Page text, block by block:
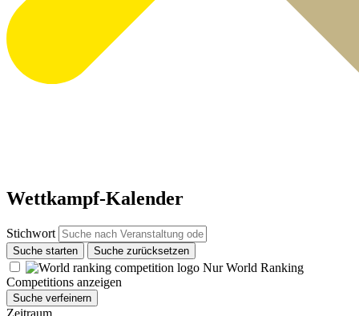
Wettkampf-Kalender
Stichwort
Suche starten Suche zurücksetzen
Nur World Ranking
Competitions anzeigen
Suche verfeinern
Zeitraum